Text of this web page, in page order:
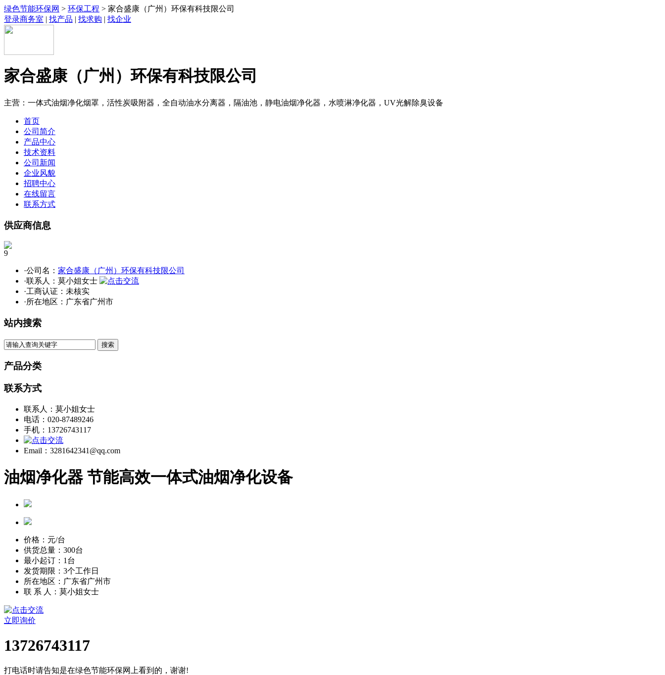
绿色节能环保网 > 环保工程 > 家合盛康（广州）环保有科技限公司
登录商务室 | 找产品 | 找求购 | 找企业
家合盛康（广州）环保有科技限公司
主营：一体式油烟净化烟罩，活性炭吸附器，全自动油水分离器，隔油池，静电油烟净化器，水喷淋净化器，UV光解除臭设备
首页
公司简介
产品中心
技术资料
公司新闻
企业风貌
招聘中心
在线留言
联系方式
供应商信息
9
·公司名： 家合盛康（广州）环保有科技限公司
·联系人：莫小姐女士
·工商认证： 未核实
·所在地区：广东省广州市
站内搜索
产品分类
联系方式
联系人：莫小姐女士
电话：020-87489246
手机：13726743117
Email：3281642341@qq.com
油烟净化器 节能高效一体式油烟净化设备
价格： 元/台
供货总量：300台
最小起订：1台
发货期限：3个工作日
所在地区：广东省广州市
联 系 人：莫小姐女士
立即询价
13726743117
打电话时请告知是在绿色节能环保网上看到的，谢谢!